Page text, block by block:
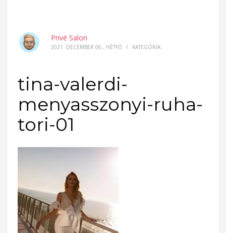
Privé Salon
2021. DECEMBER 06., HÉTFŐ / KATEGÓRIA:
tina-valerdi-
menyasszonyi-ruha-
tori-01